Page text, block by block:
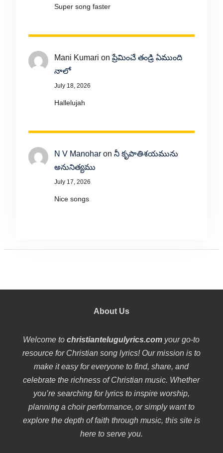
Super song faster
Mani Kumari onప్రేమించే తండ్రి ఏముంది
నాలో
July 18, 2026
Hallelujah
N V Manoharon నీ కృపాతిశయమును
అనునిత్యము
July 17, 2026
Nice songs
About Us
Welcome tochristiantelugulyrics.com your go-to
resource for Christian song lyrics! Our mission is to
make it easy for everyone to find, share, and
celebrate the richness of Christian music. Whether
you’re searching for lyrics to inspire worship,
planning a choir performance, or simply want to
explore the depth of faith through music, this site is
here to serve you.